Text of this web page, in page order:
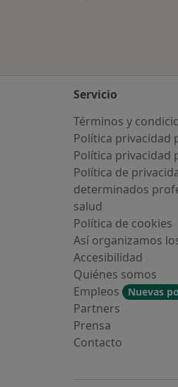
Servicio
Términos y
Política privacidad
Política privacidad
Política de
determinados
salud
Política de cookies
Así organizamos
Accesibilidad
Quiénes somos
Empleos
Nuevas
Partners
Prensa
Contacto